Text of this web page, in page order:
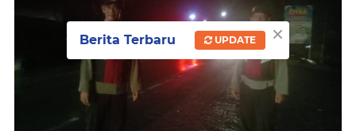
×
Berita Terbaru UPDATE